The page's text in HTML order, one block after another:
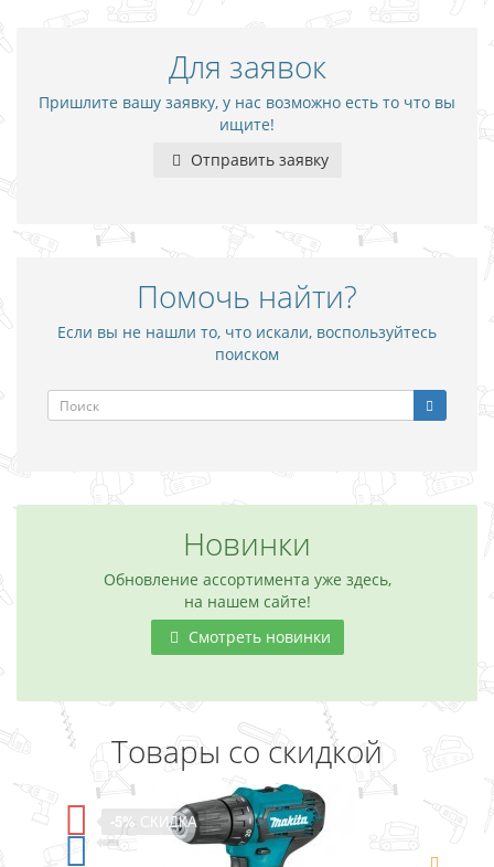
Для заявок
Пришлите вашу заявку, у нас возможно есть то что вы
ищите!
Отправить заявку
Помочь найти?
Если вы не нашли то, что искали, воспользуйтесь
поиском
Новинки
Обновление ассортимента уже здесь,
на нашем сайте!
Смотреть новинки
Товары со скидкой
-5%СКИДКА